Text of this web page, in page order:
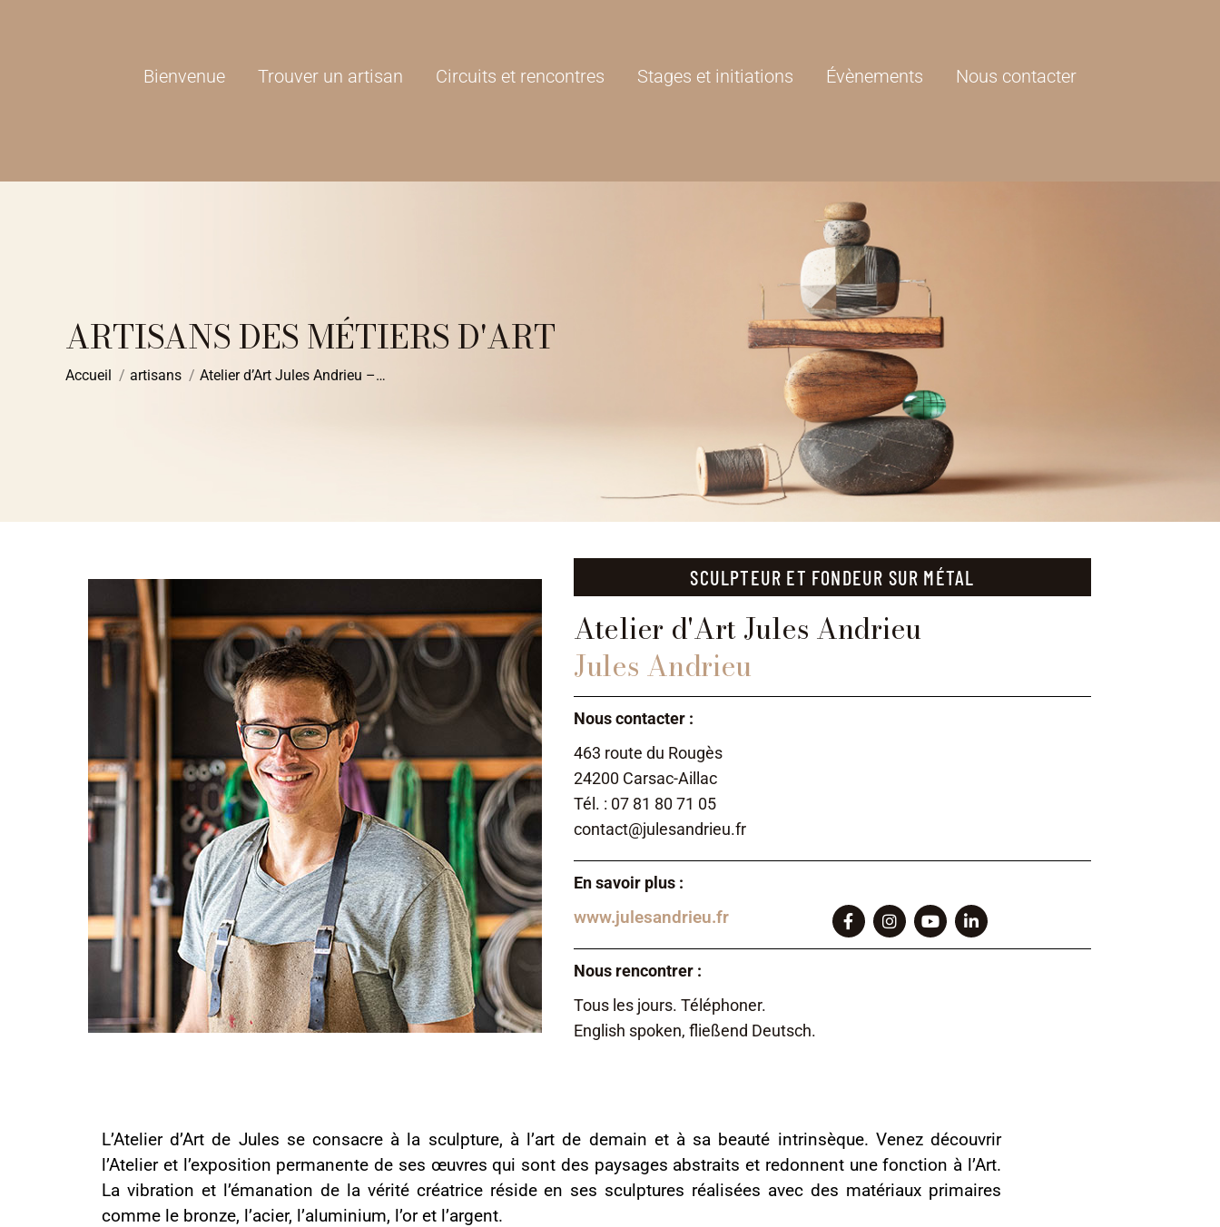
Bienvenue Trouver un artisan Circuits et rencontres Stages et initiations Évènements Nous contacter
ARTISANS DES MÉTIERS D'ART
Vous êtes ici :
Accueil artisans Atelier d’Art Jules Andrieu –…
SCULPTEUR ET FONDEUR SUR MÉTAL
Atelier d'Art Jules Andrieu
Jules Andrieu
Nous contacter :
463 route du Rougès
24200 Carsac-Aillac
Tél. : 07 81 80 71 05
contact@julesandrieu.fr
En savoir plus :
www.julesandrieu.fr
Nous rencontrer :
Tous les jours. Téléphoner.
English spoken, fließend Deutsch.
L’Atelier d’Art de Jules se consacre à la sculpture, à l’art de demain et à sa beauté intrinsèque. Venez découvrir
l’Atelier et l’exposition permanente de ses œuvres qui sont des paysages abstraits et redonnent une fonction à l’Art.
La vibration et l’émanation de la vérité créatrice réside en ses sculptures réalisées avec des matériaux primaires
comme le bronze, l’acier, l’aluminium, l’or et l’argent.